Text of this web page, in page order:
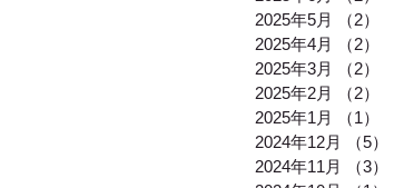
2025年5月
（2）
2025年4月
（2）
2025年3月
（2）
2025年2月
（2）
2025年1月
（1）
2024年12月
（5）
2024年11月
（3）